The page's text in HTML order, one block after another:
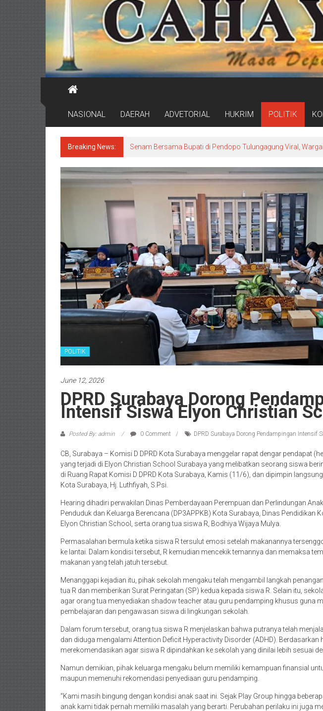
NASIONAL DAERAH ADVETORIAL HUKRIM POLITIK
Breaking News: Jaga Kebersihan 72 Pekan, Jumat Bersih Jadi Gerakan Kerja
POLITIK
June 12, 2026
DPRD Surabaya Dorong
Intensif Siswa Elyon Christian
Posted By: admin 0 Comment DPRD Surabaya Dorong Pendampingan Intensif
CB, Surabaya – Komisi D DPRD Kota Surabaya menggelar rapat dengar pendapat
yang terjadi di Elyon Christian School Surabaya yang melibatkan seorang siswa
di Ruang Rapat Komisi D DPRD Kota Surabaya, Kamis (11/6), dan dipimpin
Kota Surabaya, Hj. Luthfiyah, S.Psi.
Hearing dihadiri perwakilan Dinas Pemberdayaan Perempuan dan Perlindungan
Penduduk dan Keluarga Berencana (DP3APPKB) Kota Surabaya, Dinas Pendidikan
Elyon Christian School, serta orang tua siswa R, Bodhiya Wijaya Mulya.
Permasalahan bermula ketika siswa R tersulut emosi setelah makanannya
ke lantai. Dalam kondisi tersebut, R kemudian mencekik temannya dan memaksa
makanan yang telah jatuh tersebut.
Menanggapi kejadian itu, pihak sekolah mengaku telah mengambil langkah
tua R dan memberikan Surat Peringatan (SP) kedua kepada siswa R. Selain itu,
agar orang tua menyediakan shadow teacher atau guru pendamping khusus guna
pembelajaran dan pengawasan siswa di lingkungan sekolah.
Dalam forum tersebut, orang tua siswa R menjelaskan bahwa putranya telah
dan diduga mengalami Attention Deficit Hyperactivity Disorder (ADHD).
merekomendasikan agar siswa R dipindahkan ke sekolah yang dinilai lebih sesuai
Namun demikian, pihak keluarga mengaku belum memiliki kemampuan finansial
maupun memenuhi rekomendasi penyediaan guru pendamping.
“Kami masih bingung dengan kondisi anak saat ini. Sejak Play Group hingga
anak kami tidak pernah memiliki masalah yang berarti. Perubahan perilaku ini juga